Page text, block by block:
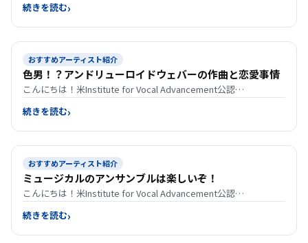
続きを読む
おすすめアーティスト紹介
色男！？アンドリューロイドウェバーの作曲と恋愛事情
こんにちは！米Institute for Vocal Advancement公認…
続きを読む
おすすめアーティスト紹介
ミュージカルのアンサンブルは楽しいぞ！
こんにちは！米Institute for Vocal Advancement公認…
続きを読む